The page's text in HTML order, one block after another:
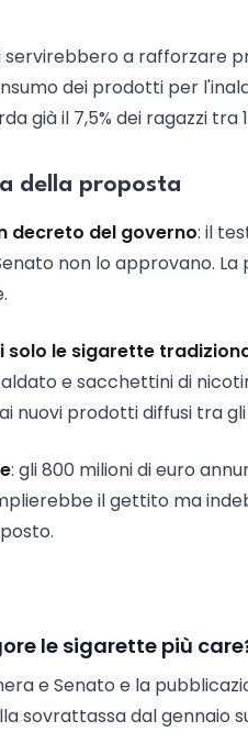
servirebbero a
dei prodotti per
già il 7,5% dei ragazzi tra
della proposta
decreto del governo: il
non lo approvano.
solo le sigarette
e sacchettini di
nuovi prodotti diffusi tra
: gli 800 milioni di euro
il gettito ma
le sigarette più
e Senato e la
sovrattassa dal gennaio